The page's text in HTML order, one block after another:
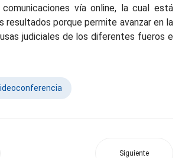
vía online, la cual está
resultados porque permite avanzar en la
judiciales de los diferentes fueros e
Siguiente